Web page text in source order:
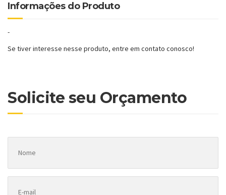
Informações do Produto
-
Se tiver interesse nesse produto, entre em contato conosco!
Solicite seu Orçamento